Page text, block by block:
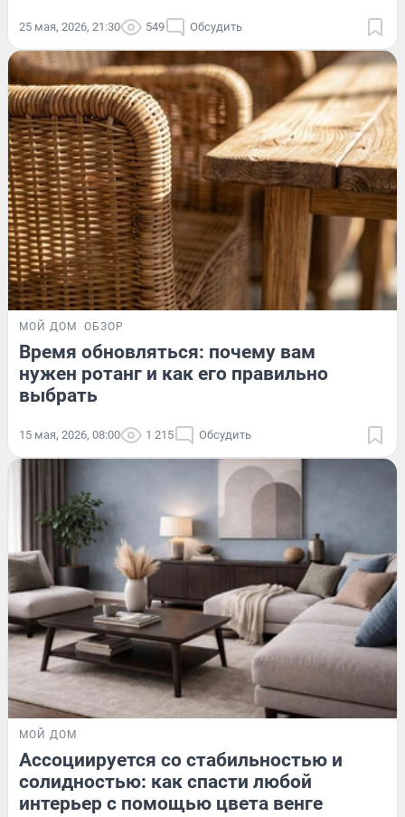
25 мая, 2026, 21:30 549 Обсудить
МОЙ ДОМ ОБЗОР
Время обновляться: почему вам
нужен ротанг и как его правильно
выбрать
15 мая, 2026, 08:00 1 215 Обсудить
МОЙ ДОМ
Ассоциируется со стабильностью и
солидностью: как спасти любой
интерьер с помощью цвета венге